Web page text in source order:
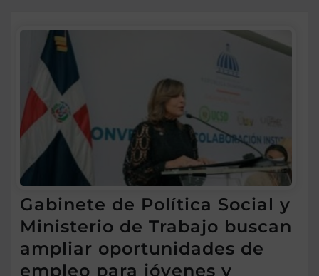
Gabinete de Política Social y
Ministerio de Trabajo buscan
ampliar oportunidades de
empleo para jóvenes y